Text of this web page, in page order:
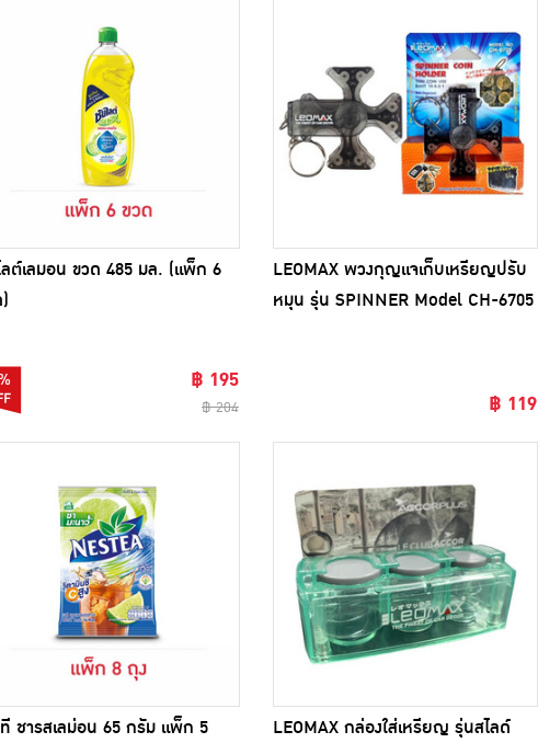
ต์เลมอน ขวด 485 มล. (แพ็ก 6
฿ 195
฿ 204
LEOMAX พวงกุญแจเก็บเหรียญปรับ
หมุน รุ่น SPINNER Model CH-6705
฿ 119
ชารสเลม่อน 65 กรัม แพ็ก 5
LEOMAX กล่องใส่เหรียญ รุ่นสไลด์